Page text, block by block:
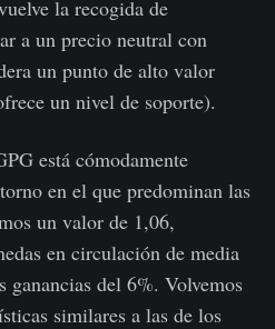
la recogida de
a un precio neutral con
un punto de alto valor
un nivel de soporte).
está cómodamente
en el que predominan las
un valor de 1,06,
en circulación de media
ganancias del 6%. Volvemos
similares a las de los